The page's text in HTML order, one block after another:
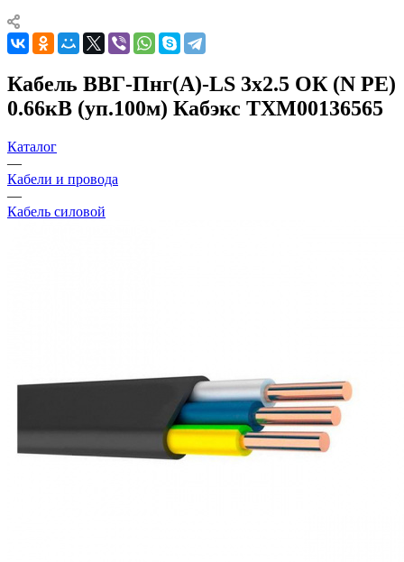
Кабель ВВГ-Пнг(А)-LS 3х2.5 ОК (N PE)
0.66кВ (уп.100м) Кабэкс ТХМ00136565
Каталог
—
Кабели и провода
—
Кабель силовой